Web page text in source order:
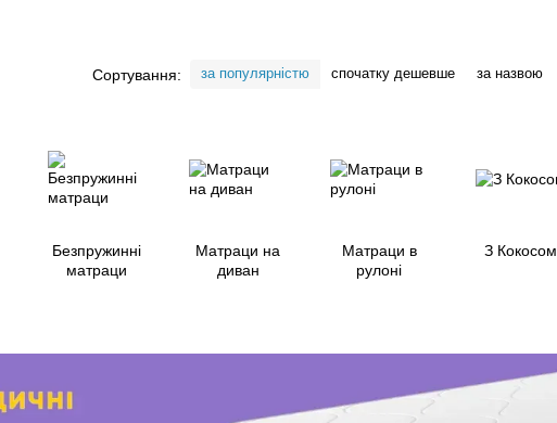
Сортування: за популярністю спочатку дешевше за назвою
Безпружинні
матраци
Матраци на
диван
Матраци в
рулоні
З Кокосом